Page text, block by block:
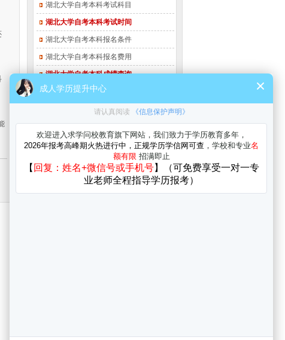
湖北大学自考本科考试科目
湖北大学自考本科考试时间
湖北大学自考本科报名条件
湖北大学自考本科报名费用
湖北大学自考本科成绩查询
湖北大学自考本科准考证打印
湖北大学自考本科免考政策
湖北大学自考本科毕业办理
更多>>
南通自考是什么学历
专科报名材料
<a href="//www.zikao365.com/"